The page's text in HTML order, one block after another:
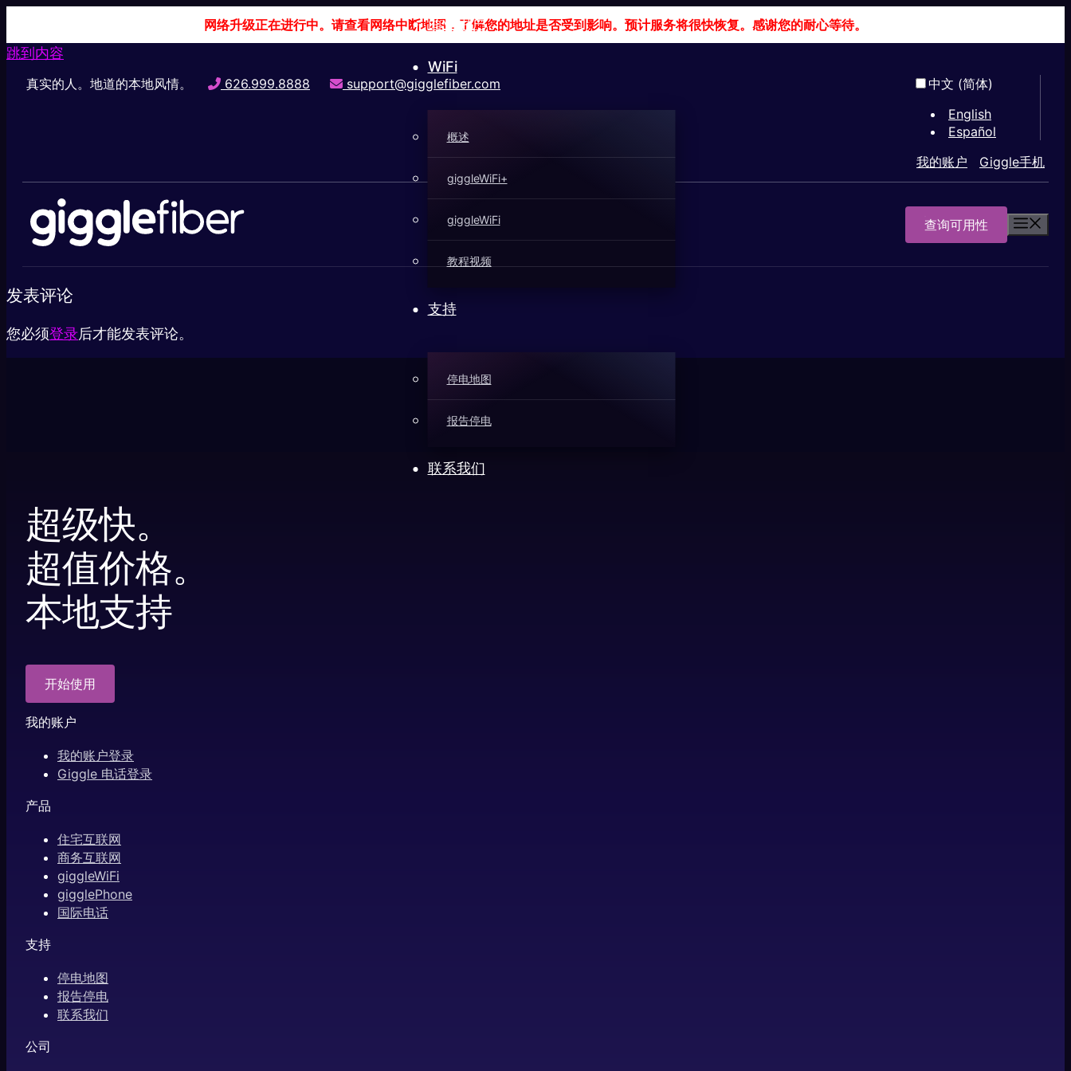
网络升级正在进行中。请查看网络中断地图，了解您的地址是否受到影响。预计服务将很快恢复。感谢您的耐心等待。
跳到内容
真实的人。地道的本地风情。 626.999.8888 support@gigglefiber.com
中文 (简体)
English
Español
我的账户
Giggle手机
查询可用性
商业用户
WiFi
概述
giggleWiFi+
giggleWiFi
教程视频
支持
停电地图
报告停电
联系我们
发表评论
您必须登录后才能发表评论。
超级快。
超值价格。
本地支持
开始使用
我的账户
我的账户登录
Giggle 电话登录
产品
住宅互联网
商务互联网
giggleWiFi
gigglePhone
国际电话
支持
停电地图
报告停电
联系我们
公司